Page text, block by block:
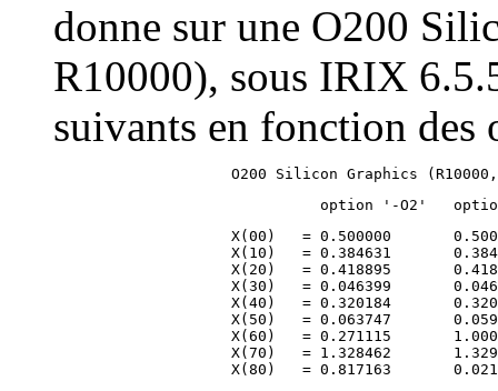
donne sur une O200
R10000), sous IRIX
suivants en fonction
X(00)   = 0.500000
X(10)   = 0.384631
X(20)   = 0.418895
X(30)   = 0.046399
X(40)   = 0.320184
X(50)   = 0.063747
X(60)   = 0.271115
X(70)   = 1.328462